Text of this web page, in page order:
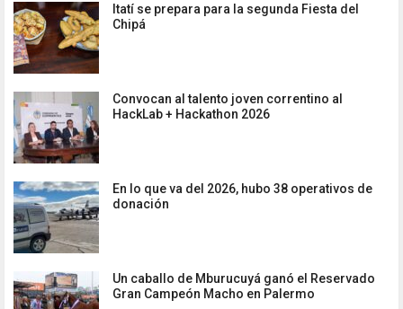
Itatí se prepara para la segunda Fiesta del
Chipá
Convocan al talento joven correntino al
HackLab + Hackathon 2026
En lo que va del 2026, hubo 38 operativos de
donación
Un caballo de Mburucuyá ganó el Reservado
Gran Campeón Macho en Palermo